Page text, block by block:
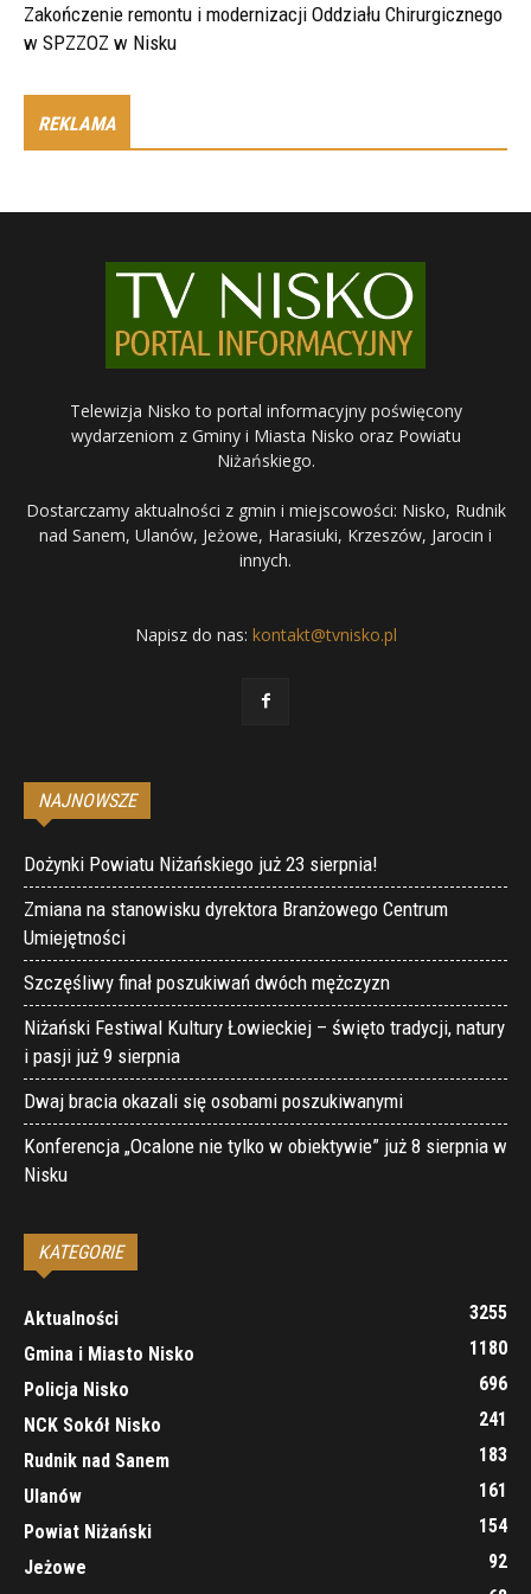
Zakończenie remontu i modernizacji Oddziału Chirurgicznego
w SPZZOZ w Nisku
REKLAMA
Telewizja Nisko to portal informacyjny poświęcony
wydarzeniom z Gminy i Miasta Nisko oraz Powiatu
Niżańskiego.
Dostarczamy aktualności z gmin i miejscowości: Nisko, Rudnik
nad Sanem, Ulanów, Jeżowe, Harasiuki, Krzeszów, Jarocin i
innych.
Napisz do nas: kontakt@tvnisko.pl
NAJNOWSZE
Dożynki Powiatu Niżańskiego już 23 sierpnia!
Zmiana na stanowisku dyrektora Branżowego Centrum
Umiejętności
Szczęśliwy finał poszukiwań dwóch mężczyzn
Niżański Festiwal Kultury Łowieckiej – święto tradycji, natury
i pasji już 9 sierpnia
Dwaj bracia okazali się osobami poszukiwanymi
Konferencja „Ocalone nie tylko w obiektywie” już 8 sierpnia w
Nisku
KATEGORIE
Aktualności
3255
Gmina i Miasto Nisko
1180
Policja Nisko
696
NCK Sokół Nisko
241
Rudnik nad Sanem
183
Ulanów
161
Powiat Niżański
154
Jeżowe
92